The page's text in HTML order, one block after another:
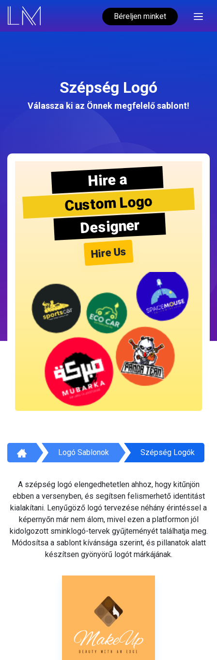
Béreljen minket
Szépség Logó
Válassza ki az Önnek megfelelő sablont!
Hire a
Custom Logo
Designer
Hire Us
Logó Sablonok Szépség Logók
A szépség logó elengedhetetlen ahhoz, hogy kitűnjön
ebben a versenyben, és segítsen felismerhető identitást
kialakítani. Lenyűgöző logó tervezése néhány érintéssel a
képernyőn már nem álom, mivel ezen a platformon jól
kidolgozott sminklogó-tervek gyűjteményét találhatja meg.
Módosítsa a sablont kívánsága szerint, és pillanatok alatt
készítsen gyönyörű logót márkájának.